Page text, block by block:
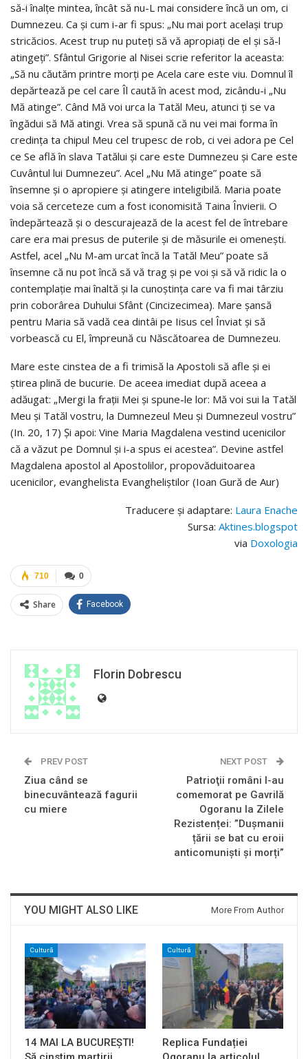
să-i înalțe mintea, încât să nu-L mai considere încă un om, ci
Dumnezeu. Ca și cum i-ar fi spus: „Nu mai port același trup
stricăcios. Acest trup nu puteți să vă apropiați de el și să-l
atingeți”. Sfântul Grigorie al Nisei scrie referitor la aceasta:
„Să nu căutăm printre morți pe Acela care este viu. Domnul îl
depărtează pe cel care Îl caută în acest mod, zicându-i „Nu
Mă atinge”. Când Mă voi urca la Tatăl Meu, atunci ți se va
îngădui să Mă atingi. Vrea să spună că nu vei mai forma în
credința ta chipul Meu cel trupesc de rob, ci vei adora pe Cel
ce Se află în slava Tatălui și care este Dumnezeu și Care este
Cuvântul lui Dumnezeu”. Acel „Nu Mă atinge” poate să
însemne și o apropiere și atingere inteligibilă. Maria poate
voia să cerceteze cum a fost iconomisită Taina Învierii. O
îndepărtează și o descurajează de la acest fel de întrebare
care era mai presus de puterile și de măsurile ei omenești.
Astfel, acel „Nu M-am urcat încă la Tatăl Meu” poate să
însemne că nu pot încă să vă trag și pe voi și să vă ridic la o
contemplație mai înaltă și la cunoștința care va fi mai târziu
prin coborârea Duhului Sfânt (Cincizecimea). Mare șansă
pentru Maria să vadă cea dintâi pe Iisus cel Înviat și să
vorbească cu El, împreună cu Născătoarea de Dumnezeu.
Mare este cinstea de a fi trimisă la Apostoli să afle și ei
știrea plină de bucurie. De aceea imediat după aceea a
adăugat: „Mergi la frații Mei și spune-le lor: Mă voi sui la Tatăl
Meu și Tatăl vostru, la Dumnezeul Meu și Dumnezeul vostru”
(In. 20, 17) Și apoi: Vine Maria Magdalena vestind ucenicilor
că a văzut pe Domnul și i-a spus ei acestea”. Devine astfel
Magdalena apostol al Apostolilor, propovăduitoarea
ucenicilor, evanghelista Evangheliștilor (Ioan Gură de Aur)
Traducere și adaptare: Laura Enache
Sursa: Aktines.blogspot
via Doxologia
0
710
Share Facebook
Florin Dobrescu
PREV POST
Ziua când se
binecuvântează fagurii
cu miere
NEXT POST
Patrioţii români l-au
comemorat pe Gavrilă
Ogoranu la Zilele
Rezistenței: ”Dușmanii
țării se bat cu eroii
anticomuniști și morți”
YOU MIGHT ALSO LIKE More From Author
Cultură
14 MAI LA BUCUREȘTI!
Cultură
Replica Fundației